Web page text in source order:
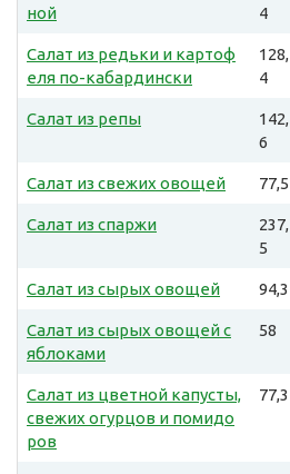
ной
4
Салат из редьки и картоф
еля по-кабардински
128,
4
Салат из репы
142,
6
Салат из свежих овощей 77,5
Салат из спаржи
237,
5
Салат из сырых овощей 94,3
Салат из сырых овощей с
яблоками
58
Салат из цветной капусты,
свежих огурцов и помидо
ров
77,3